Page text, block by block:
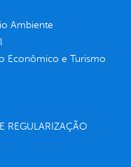
Ambiente
Econômico e Turismo
REGULARIZAÇÃO